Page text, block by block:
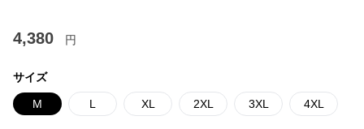
4,380 円
サイズ
M L XL 2XL 3XL 4XL